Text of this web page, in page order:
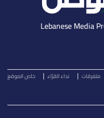
متفرقات نداء القرّاء خاص الموقع